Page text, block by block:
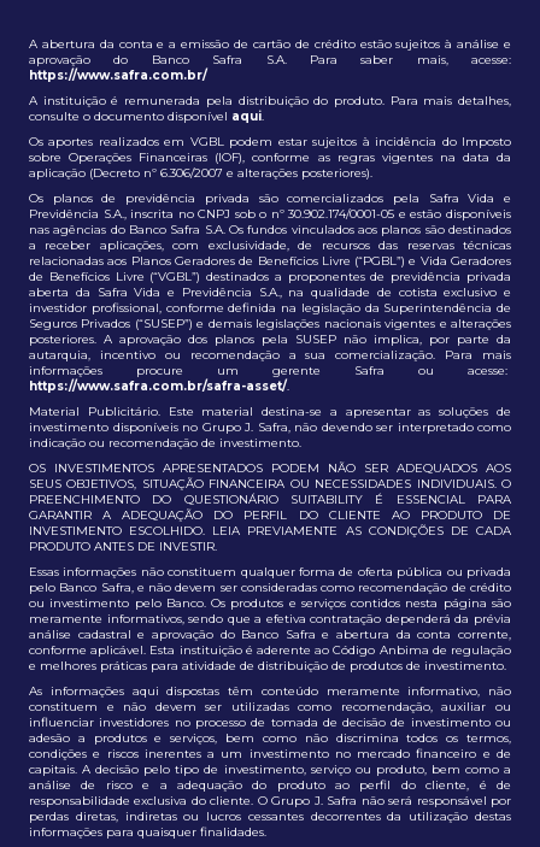
A abertura da conta e a emissão de cartão de crédito estão sujeitos à análise e
aprovação do Banco Safra S.A. Para saber mais, acesse:
https://www.safra.com.br/
A instituição é remunerada pela distribuição do produto. Para mais detalhes,
consulte o documento disponível aqui.
Os aportes realizados em VGBL podem estar sujeitos à incidência do Imposto
sobre Operações Financeiras (IOF), conforme as regras vigentes na data da
aplicação (Decreto nº 6.306/2007 e alterações posteriores).
Os planos de previdência privada são comercializados pela Safra Vida e
Previdência S.A., inscrita no CNPJ sob o nº 30.902.174/0001-05 e estão disponíveis
nas agências do Banco Safra S.A. Os fundos vinculados aos planos são destinados
a receber aplicações, com exclusividade, de recursos das reservas técnicas
relacionadas aos Planos Geradores de Benefícios Livre (“PGBL”) e Vida Geradores
de Benefícios Livre (“VGBL”) destinados a proponentes de previdência privada
aberta da Safra Vida e Previdência S.A., na qualidade de cotista exclusivo e
investidor profissional, conforme definida na legislação da Superintendência de
Seguros Privados (“SUSEP”) e demais legislações nacionais vigentes e alterações
posteriores. A aprovação dos planos pela SUSEP não implica, por parte da
autarquia, incentivo ou recomendação a sua comercialização. Para mais
informações procure um gerente Safra ou acesse:
https://www.safra.com.br/safra-asset/.
Material Publicitário. Este material destina-se a apresentar as soluções de
investimento disponíveis no Grupo J. Safra, não devendo ser interpretado como
indicação ou recomendação de investimento.
OS INVESTIMENTOS APRESENTADOS PODEM NÃO SER ADEQUADOS AOS
SEUS OBJETIVOS, SITUAÇÃO FINANCEIRA OU NECESSIDADES INDIVIDUAIS. O
PREENCHIMENTO DO QUESTIONÁRIO SUITABILITY É ESSENCIAL PARA
GARANTIR A ADEQUAÇÃO DO PERFIL DO CLIENTE AO PRODUTO DE
INVESTIMENTO ESCOLHIDO. LEIA PREVIAMENTE AS CONDIÇÕES DE CADA
PRODUTO ANTES DE INVESTIR.
Essas informações não constituem qualquer forma de oferta pública ou privada
pelo Banco Safra, e não devem ser consideradas como recomendação de crédito
ou investimento pelo Banco. Os produtos e serviços contidos nesta página são
meramente informativos, sendo que a efetiva contratação dependerá da prévia
análise cadastral e aprovação do Banco Safra e abertura da conta corrente,
conforme aplicável. Esta instituição é aderente ao Código Anbima de regulação
e melhores práticas para atividade de distribuição de produtos de investimento.
As informações aqui dispostas têm conteúdo meramente informativo, não
constituem e não devem ser utilizadas como recomendação, auxiliar ou
influenciar investidores no processo de tomada de decisão de investimento ou
adesão a produtos e serviços, bem como não discrimina todos os termos,
condições e riscos inerentes a um investimento no mercado financeiro e de
capitais. A decisão pelo tipo de investimento, serviço ou produto, bem como a
análise de risco e a adequação do produto ao perfil do cliente, é de
responsabilidade exclusiva do cliente. O Grupo J. Safra não será responsável por
perdas diretas, indiretas ou lucros cessantes decorrentes da utilização destas
informações para quaisquer finalidades.